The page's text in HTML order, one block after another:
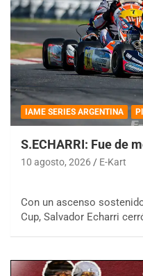
IAME SERIES ARGENTINA
S.ECHARRI: Fue de
10 agosto, 2026 E-Kart
Con un ascenso
Cup, Salvador Echarri